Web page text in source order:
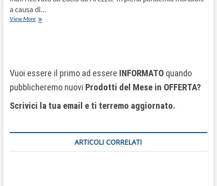
a causa di…
View More
Vuoi essere il primo ad essere INFORMATOquando
pubblicheremo nuovi Prodotti del Mese in OFFERTA?
Scrivici la tua email e ti terremo aggiornato.
ARTICOLI CORRELATI